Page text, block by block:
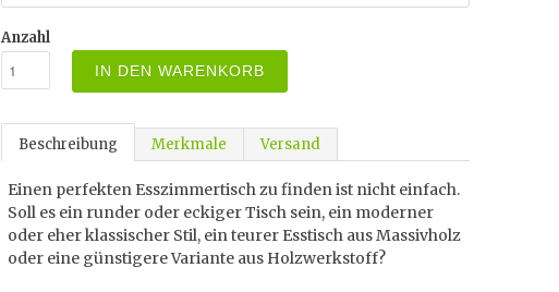
Anzahl
IN DEN WARENKORB
Beschreibung Merkmale Versand
Einen perfekten Esszimmertisch zu finden ist nicht einfach.
Soll es ein runder oder eckiger Tisch sein, ein moderner
oder eher klassischer Stil, ein teurer Esstisch aus Massivholz
oder eine günstigere Variante aus Holzwerkstoff?